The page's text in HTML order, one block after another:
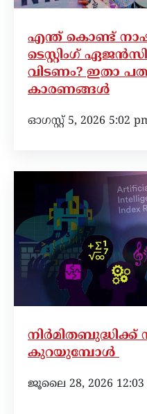
എന്ത് കൊണ്ട്
ടെസ്റ്റിംഗ് ഏജൻസി
വിടണം? ഇതാ
കാരണങ്ങൾ
ഓഗസ്റ്റ്‌ 5, 2026 5:02
നിർമിതബുദ്ധിക്ക്
കുറയുമ്പോൾ
ജൂലൈ 28, 2026 12:03